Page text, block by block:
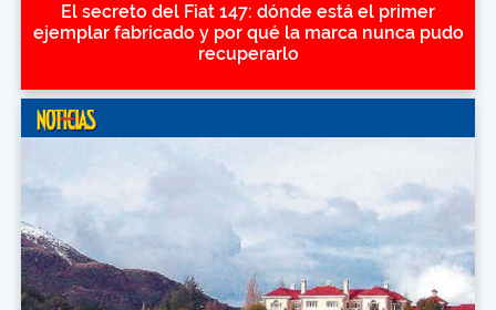
El secreto del Fiat 147: dónde está el primer
ejemplar fabricado y por qué la marca nunca pudo
recuperarlo